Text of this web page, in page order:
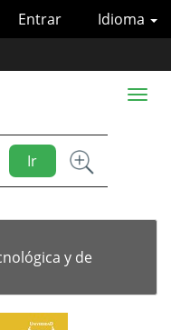
Idioma
Entrar
Ir
Toggle
y de